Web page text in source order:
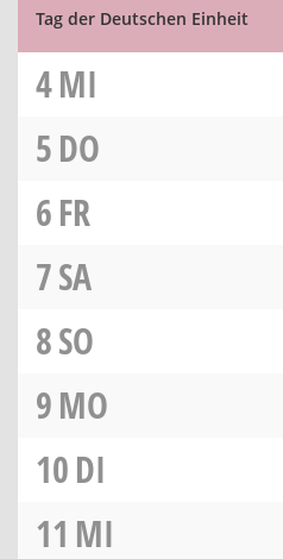
Tag der Deutschen Einheit
4MI
5DO
6FR
7SA
8SO
9MO
10DI
11 MI